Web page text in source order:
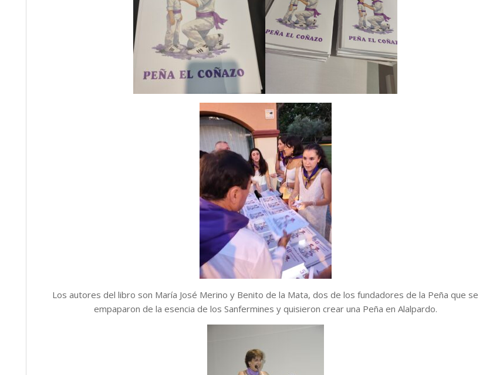
Los autores del libro son María José Merino y Benito de la Mata, dos de los fundadores de la Peña que se
empaparon de la esencia de los Sanfermines y quisieron crear una Peña en Alalpardo.